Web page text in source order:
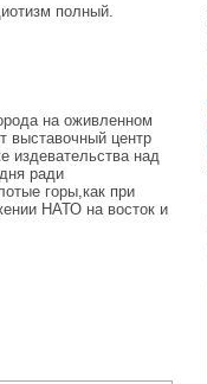
полный.
на оживленном
выставочный центр
издевательства над
ради
горы,как при
НАТО на восток и